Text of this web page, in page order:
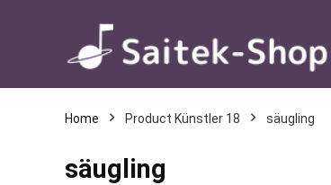
Home Product Künstler 18 säugling
säugling